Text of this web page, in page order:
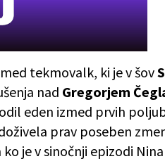
tekmovalk, ki je v šov
nad Gregorjem
eden izmed prvih
prav poseben
je v sinočnji epizodi